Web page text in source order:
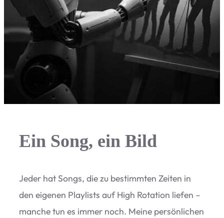
Ein Song, ein Bild
Jeder hat Songs, die zu bestimm­ten Zei­ten in
den eige­nen Play­lists auf High Rota­tion lie­fen –
man­che tun es immer noch. Meine per­sön­li­chen